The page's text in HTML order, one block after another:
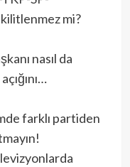
mi?
nasıl da
farklı partiden